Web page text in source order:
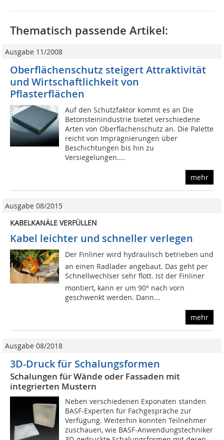
Thematisch passende Artikel:
Ausgabe 11/2008
Oberflächenschutz steigert Attraktivität
und Wirtschaftlichkeit von
Pflasterflächen
Auf den Schutzfaktor kommt es an Die
Betonsteinindustrie bietet verschiedene
Arten von Oberflächenschutz an. Die Palette
reicht von Imprägnierungen über
Beschichtungen bis hin zu
Versiegelungen....
mehr
Ausgabe 08/2015
KABELKANÄLE VERFÜLLEN
Kabel leichter und schneller verlegen
Der Finliner wird hydraulisch betrieben und
an einen Radlader angebaut. Das geht per
Schnellwechlser sehr flott. Ist der Finliner
montiert, kann er um 90° nach vorn
geschwenkt werden. Dann...
mehr
Ausgabe 08/2018
3D-Druck für Schalungsformen
Schalungen für Wände oder Fassaden mit
integrierten Mustern
Neben verschiedenen Exponaten standen
BASF-Experten für Fachgespräche zur
Verfügung. Weiterhin konnten Teilnehmer
zuschauen, wie BASF-Anwendungstechniker